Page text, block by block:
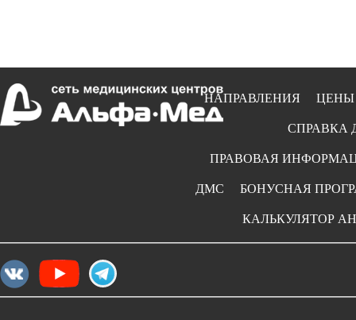
ЦЕНЫ
НАПРАВЛЕНИЯ
СПРАВКА
ПРАВОВАЯ
БОНУСНАЯ
ДМС
КАЛЬКУЛЯТОР